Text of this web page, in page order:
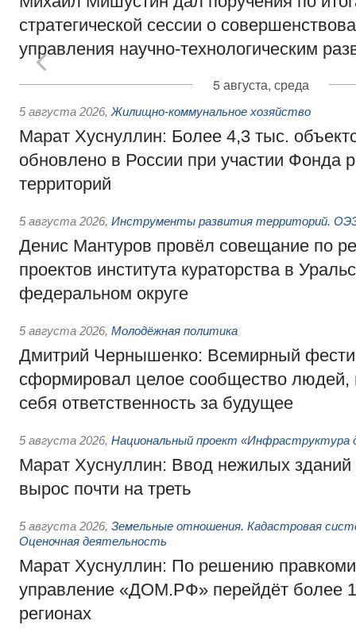
стратегической сессии о
управления научно-технологическим
5 августа, среда
5 августа 2026, Жилищно-коммунальное хозяйство
Марат Хуснуллин: Более 4,3 тыс.
обновлено в России при участии Фонда
территорий
5 августа 2026, Инструменты развития территорий.
Денис Мантуров провёл совещание по
проектов института кураторства в
федеральном округе
5 августа 2026, Молодёжная политика
Дмитрий Чернышенко: Всемирный
сформировал целое сообщество людей,
себя ответственность за будущее
5 августа 2026, Национальный проект «Инфраструктура
Марат Хуснуллин: Ввод нежилых зданий
вырос почти на треть
5 августа 2026, Земельные отношения. Кадастровая
Оценочная деятельность
Марат Хуснуллин: По решению
управление «ДОМ.РФ» перейдёт более
регионах